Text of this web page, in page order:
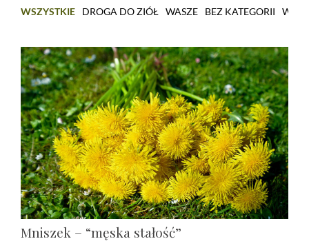
WSZYSTKIE DROGA DO ZIÓŁ WASZE BEZ KATEGORII
Mniszek – “męska stałość”